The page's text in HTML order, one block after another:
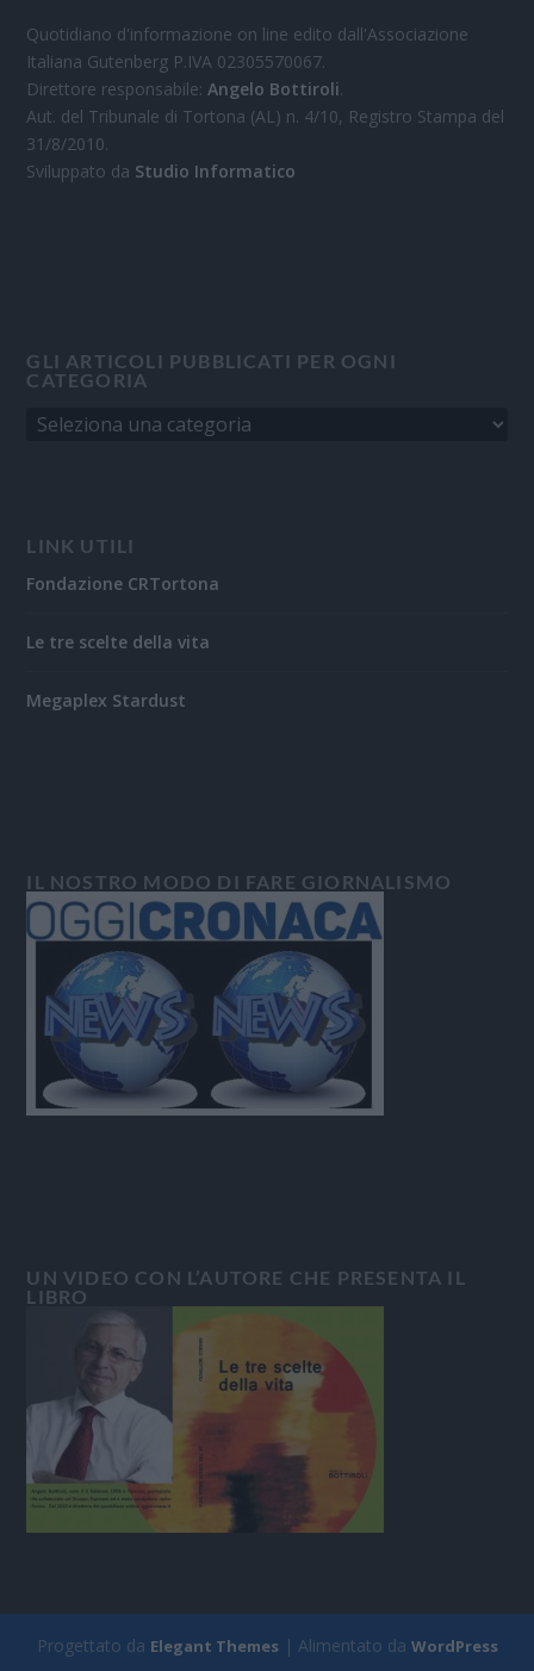
Quotidiano d'informazione on line edito dall'Associazione
Italiana Gutenberg P.IVA 02305570067.
Direttore responsabile:Angelo Bottiroli.
Aut. del Tribunale di Tortona (AL) n. 4/10, Registro Stampa del
31/8/2010.
Sviluppato da Studio Informatico
GLI ARTICOLI PUBBLICATI PER OGNI
CATEGORIA
LINK UTILI
Fondazione CRTortona
Le tre scelte della vita
Megaplex Stardust
IL NOSTRO MODO DI FARE GIORNALISMO
UN VIDEO CON L’AUTORE CHE PRESENTA IL
LIBRO
Progettato da Elegant Themes| Alimentato da WordPress